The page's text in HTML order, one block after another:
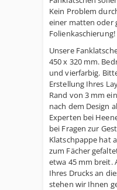
Kein Problem
einer matten oder
Folienkaschierung!
Unsere
450 x 320 mm.
und vierfarbig.
Erstellung Ihres
Rand von 3 mm
nach dem Design
Experten bei
bei Fragen zur
Klatschpappe hat
zum Fächer
etwa 45 mm breit.
Ihres Drucks an
stehen wir Ihnen